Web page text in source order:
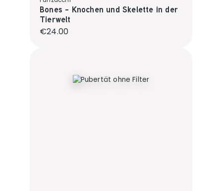
Bones - Knochen und Skelette in der
Tierwelt
Regular price:
€24.00